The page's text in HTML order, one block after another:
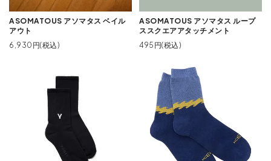
ASOMATOUS アソマタス ベイル
アウト
6,930円(税込)
ASOMATOUS アソマタス ループ
ススクエアアタッチメント
495円(税込)